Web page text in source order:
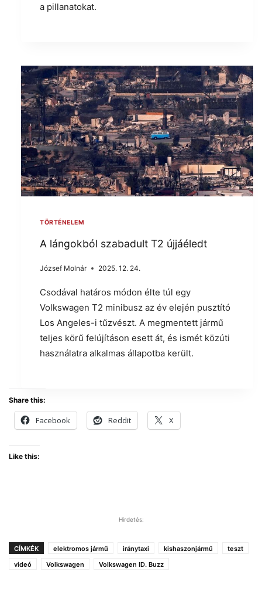
a pillanatokat.
TÖRTÉNELEM
A lángokból szabadult T2 újjáéledt
József Molnár 2025. 12. 24.
Csodával határos módon élte túl egy
Volkswagen T2 minibusz az év elején pusztító
Los Angeles-i tűzvészt. A megmentett jármű
teljes körű felújításon esett át, és ismét közúti
használatra alkalmas állapotba került.
Share this:
Facebook Reddit X
Like this:
Hirdetés:
CÍMKÉK elektromos jármű iránytaxi kishaszonjármű
teszt
videó
Volkswagen Volkswagen ID. Buzz